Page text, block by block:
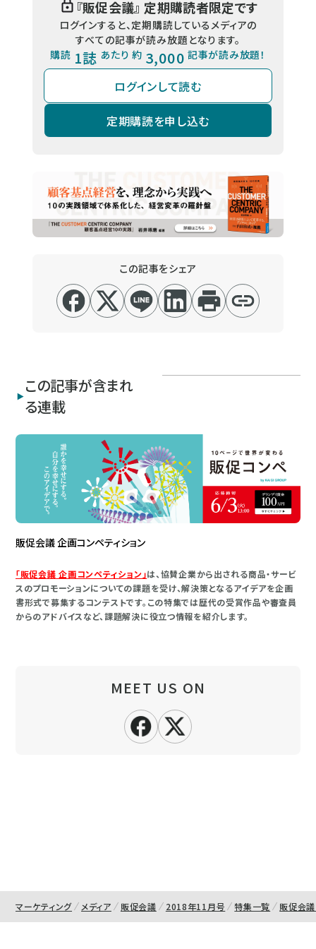
『販促会議』 定期購読者限定です
ログインすると、定期購読しているメディアの
すべての記事が読み放題となります。
購読 1誌 あたり 約 3,000 記事が読み放題！
ログインして読む
定期購読を申し込む
この記事をシェア
この記事が含まれ
る連載
販促会議 企画コンペティション
「販促会議 企画コンペティション」は、協賛企業から出される商品・サービ
スのプロモーションについての課題を受け、解決策となるアイデアを企画
書形式で募集するコンテストです。この特集では歴代の受賞作品や審査員
からのアドバイスなど、課題解決に役立つ情報を紹介します。
MEET US ON
マーケティング メディア 販促会議 2018年11月号 特集一覧 販促会議